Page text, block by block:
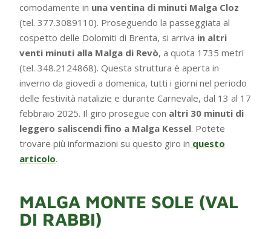
comodamente in una ventina di minuti Malga Cloz
(tel. 377.3089110). Proseguendo la passeggiata al
cospetto delle Dolomiti di Brenta, si arriva in altri
venti minuti alla Malga di Revò, a quota 1735 metri
(tel. 348.2124868). Questa struttura è aperta in
inverno da giovedì a domenica, tutti i giorni nel periodo
delle festività natalizie e durante Carnevale, dal 13 al 17
febbraio 2025. Il giro prosegue con altri 30 minuti di
leggero saliscendi fino a Malga Kessel. Potete
trovare più informazioni su questo giro in questo
articolo.
MALGA MONTE SOLE (VAL
DI RABBI)